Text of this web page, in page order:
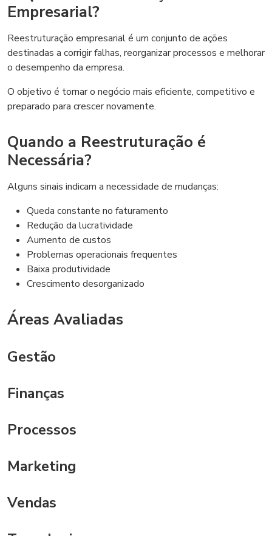
Empresarial?
Reestruturação empresarial é um conjunto de ações
destinadas a corrigir falhas, reorganizar processos e melhorar
o desempenho da empresa.
O objetivo é tornar o negócio mais eficiente, competitivo e
preparado para crescer novamente.
Quando a Reestruturação é
Necessária?
Alguns sinais indicam a necessidade de mudanças:
Queda constante no faturamento
Redução da lucratividade
Aumento de custos
Problemas operacionais frequentes
Baixa produtividade
Crescimento desorganizado
Áreas Avaliadas
Gestão
Finanças
Processos
Marketing
Vendas